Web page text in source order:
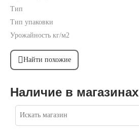
Тип
Тип упаковки
Урожайность кг/м2
Найти похожие
Наличие в магазинах